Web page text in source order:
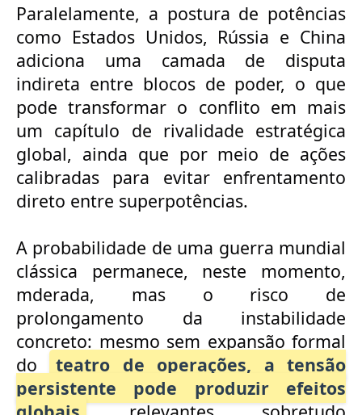
Paralelamente, a postura de potências
como Estados Unidos, Rússia e China
adiciona uma camada de disputa
indireta entre blocos de poder, o que
pode transformar o conflito em mais
um capítulo de rivalidade estratégica
global, ainda que por meio de ações
calibradas para evitar enfrentamento
direto entre superpotências.
A probabilidade de uma guerra mundial
clássica permanece, neste momento,
mderada, mas o risco de
prolongamento da instabilidade
concreto: mesmo sem expansão formal
do
teatro de operações, a tensão
persistente pode produzir efeitos